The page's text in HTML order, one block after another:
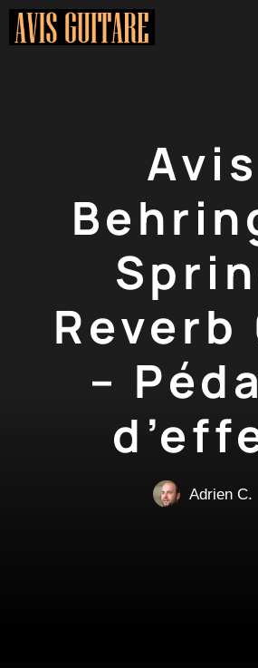
Aller
Avis
Reverb
–
Adrien C.